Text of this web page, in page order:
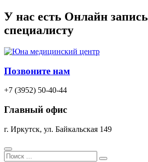
Перейти
к
содержимому
У нас есть Онлайн запись
специалисту
Позвоните нам
+7 (3952) 50-40-44
Главный офис
г. Иркутск, ул. Байкальская 149
Search